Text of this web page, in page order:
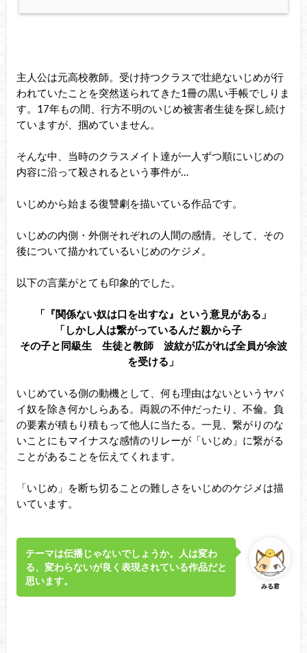
主人公は元高校教師。受け持つクラスで壮絶ないじめが行
われていたことを突然送られてきた1冊の黒い手帳でしりま
す。17年もの間、行方不明のいじめ被害者生徒を探し続け
ていますが、掴めていません。
そんな中、当時のクラスメイト達が一人ずつ順にいじめの
内容に沿って殺されるという事件が…
いじめから始まる復讐劇を描いている作品です。
いじめの内側・外側それぞれの人間の感情。そして、その
後について描かれているいじめのケジメ。
以下の言葉がとても印象的でした。
「『関係ない奴は口を出すな』という意見がある」
「しかし人は繋がっているんだ親から子
その子と同級生 生徒と教師 波紋が広がれば全員が余波
を受ける」
いじめている側の動機として、何も理由はないというヤバ
イ奴を除き何かしらある。両親の不仲だったり、不倫。負
の要素が積もり積もって他人に当たる。一見、繋がりのな
いことにもマイナスな感情のリレーが「いじめ」に繋がる
ことがあることを伝えてくれます。
「いじめ」を断ち切ることの難しさをいじめのケジメは描
いています。
みる君
テーマは伝播じゃないでしょうか。人は変わ
る、変わらないが良く表現されている作品だと
思います。